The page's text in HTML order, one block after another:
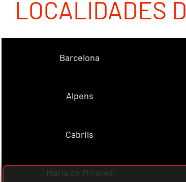
LOCALIDADES
Barcelona
Alpens
Cabrils
Maria de Miralles